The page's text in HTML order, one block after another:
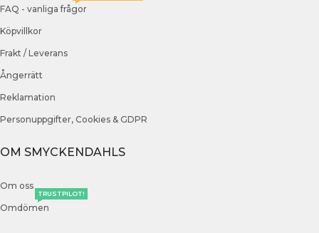
FAQ - vanliga frågor
Köpvillkor
Frakt / Leverans
Ångerrätt
Reklamation
Personuppgifter, Cookies & GDPR
OM SMYCKENDAHLS
Om oss
Omdömen
TRUSTPILOT!